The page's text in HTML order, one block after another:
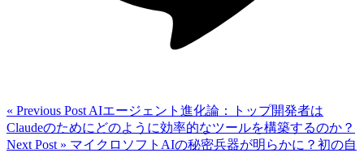
« Previous Post AIエージェント進化論：トップ開発者は
Claudeのためにどのように効率的なツールを構築するのか？
Next Post » マイクロソフトAIの秘密兵器が明らかに？初の自